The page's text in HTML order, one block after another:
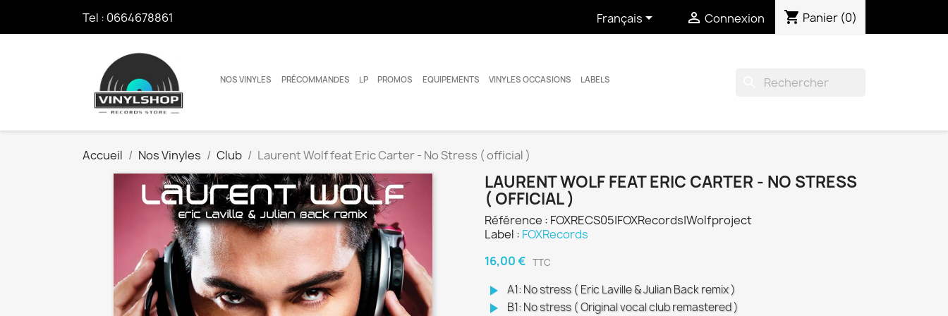
Tel : 0664678861 Français  Connexion shopping_cart Panier (0)
NOS VINYLES PRÉCOMMANDES LP PROMOS EQUIPEMENTS VINYLES OCCASIONS LABELS
Accueil Nos Vinyles Club Laurent Wolf feat Eric Carter - No Stress ( official )
LAURENT WOLF FEAT ERIC CARTER - NO STRESS
( OFFICIAL )
Référence : FOXRECS05|FOXRecords|Wolfproject
Label : FOXRecords
16,00 € TTC
play_arrow A1: No stress ( Eric Laville & Julian Back remix )
play_arrow B1: No stress ( Original vocal club remastered )